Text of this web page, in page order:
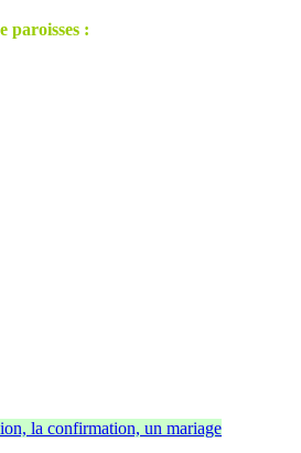
paroisses :
la confirmation, un mariage